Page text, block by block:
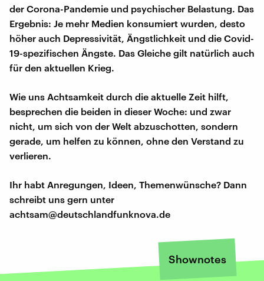
der Corona-Pandemie und psychischer Belastung. Das
Ergebnis: Je mehr Medien konsumiert wurden, desto
höher auch Depressivität, Ängstlichkeit und die Covid-
19-spezifischen Ängste. Das Gleiche gilt natürlich auch
für den aktuellen Krieg.
Wie uns Achtsamkeit durch die aktuelle Zeit hilft,
besprechen die beiden in dieser Woche: und zwar
nicht, um sich von der Welt abzuschotten, sondern
gerade, um helfen zu können, ohne den Verstand zu
verlieren.
Ihr habt Anregungen, Ideen, Themenwünsche? Dann
schreibt uns gern unter
achtsam@deutschlandfunknova.de
Shownotes